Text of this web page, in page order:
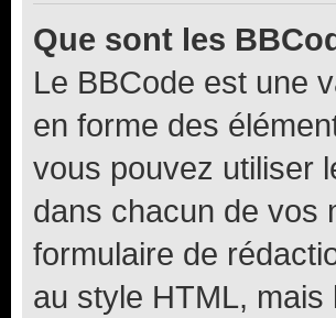
Que sont les
Le BBCode est une
en forme des
vous pouvez utiliser
dans chacun de vos
formulaire de
au style HTML,